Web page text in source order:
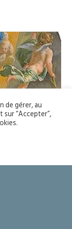
de gérer, au
sur “Accepter”,